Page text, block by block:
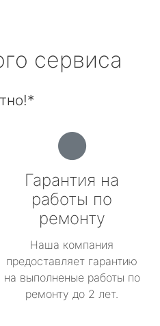
сервиса
Гарантия на
работы по
ремонту
Наша компания
предоставляет гарантию
на выполненые работы по
ремонту до 2 лет.